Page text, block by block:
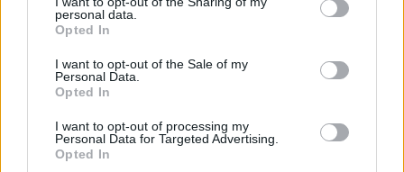
grant or deny consent to Google and its third-party tags to
use your data for below specified purposes in below Google
consent section.
personal data.
Opted In
I want to opt-out of the Sale of my
Personal Data.
Opted In
I want to opt-out of processing my
Personal Data for Targeted Advertising.
Opted In
Dirigente russo legato al progetto Paks II in Ungheria
arrestatoper presunti finanziamenti all’esercito ucraino
categoria affari
categoria politica #investimenti # progetto paks
ungheria
Leave a Reply